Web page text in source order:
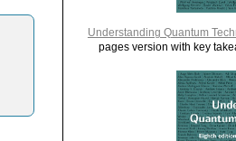
Understanding Quantum
pages version with key